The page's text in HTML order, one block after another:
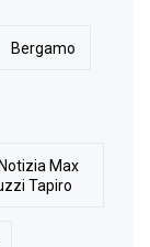
Bergamo
Max
Tapiro